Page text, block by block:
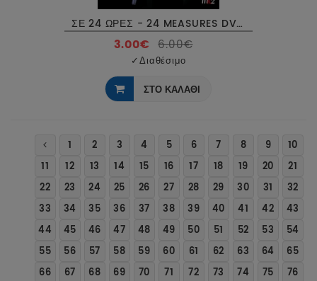
ΣΕ 24 ΩΡΕΣ - 24 MEASURES DVD USED
3.00€ 6.00€
✓Διαθέσιμο
ΣΤΟ ΚΑΛΑΘΙ
1 2 3 4 5 6 7 8 9
10
11
12 13 14 15 16 17 18 19 20
21
22
23 24 25 26 27 28 29 30 31
32
33
34 35 36 37 38 39 40 41 42
43
44
45 46 47 48 49 50 51 52 53
54
55
56 57 58 59 60 61 62 63 64
65
66
67 68 69 70 71 72 73 74 75
76